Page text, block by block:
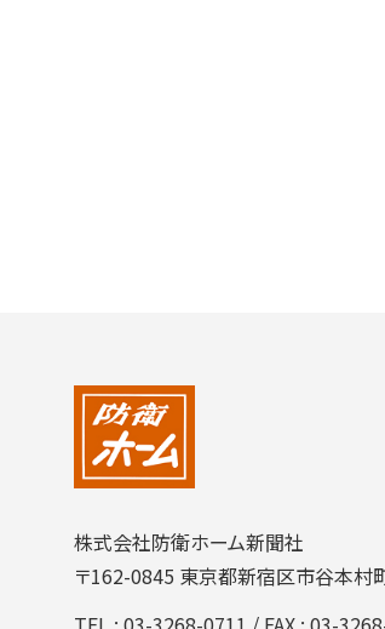
株式会社防衛ホーム新聞社
〒162-0845 東京都新宿区市谷本村